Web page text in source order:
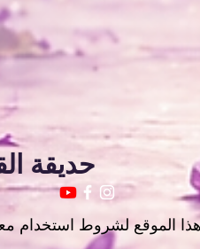
حديقة